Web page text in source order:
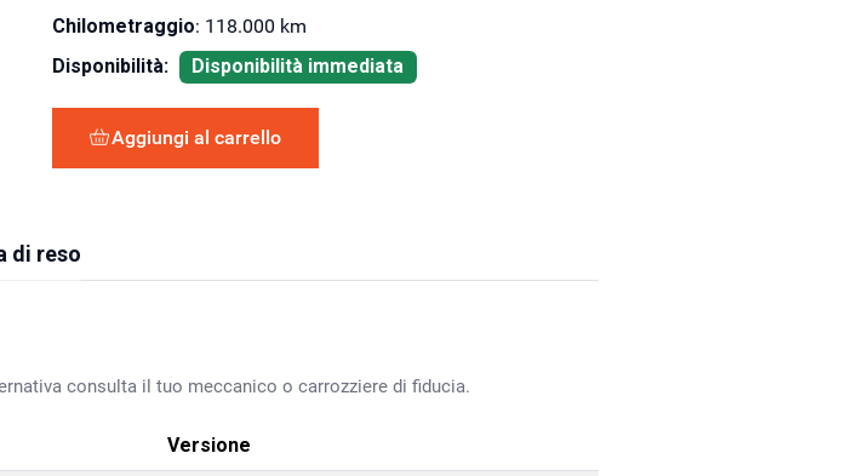
Chilometraggio: 118.000 km
Disponibilità:
Disponibilità immediata
Aggiungi al carrello
di reso
consulta il tuo meccanico o carrozziere di fiducia.
Versione